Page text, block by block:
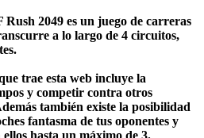
Rush 2049 es un juego de carreras
a lo largo de 4 circuitos,
trae esta web incluye la
y competir contra otros
también existe la posibilidad
fantasma de tus oponentes y
hasta un máximo de 3.